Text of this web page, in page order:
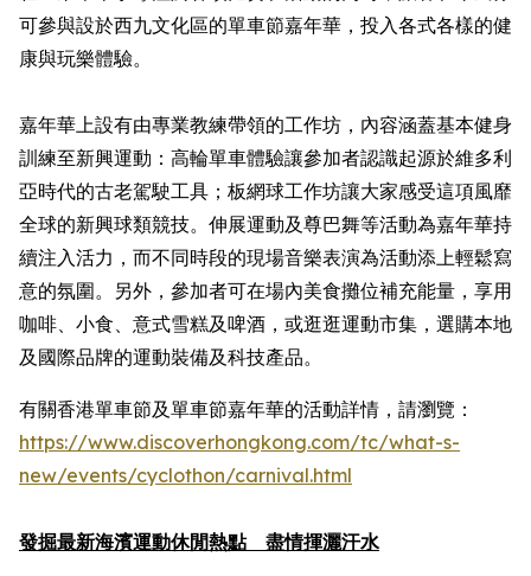
可參與設於西九文化區的單車節嘉年華，投入各式各樣的健
康與玩樂體驗。
嘉年華上設有由專業教練帶領的工作坊，內容涵蓋基本健身
訓練至新興運動：高輪單車體驗讓參加者認識起源於維多利
亞時代的古老駕駛工具；板網球工作坊讓大家感受這項風靡
全球的新興球類競技。伸展運動及尊巴舞等活動為嘉年華持
續注入活力，而不同時段的現場音樂表演為活動添上輕鬆寫
意的氛圍。另外，參加者可在場內美食攤位補充能量，享用
咖啡、小食、意式雪糕及啤酒，或逛逛運動市集，選購本地
及國際品牌的運動裝備及科技產品。
有關香港單車節及單車節嘉年華的活動詳情，請瀏覽：
https://www.discoverhongkong.com/tc/what-s-
new/events/cyclothon/carnival.html
發掘最新海濱運動休閒熱點 盡情揮灑汗水